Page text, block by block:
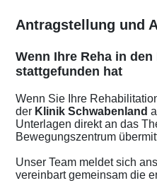
Antragstellung und
Wenn Ihre Reha in
stattgefunden hat
Wenn Sie Ihre
der Klinik Schwabenland
Unterlagen direkt an das
Bewegungszentrum
Unser Team meldet sich
vereinbart gemeinsam die